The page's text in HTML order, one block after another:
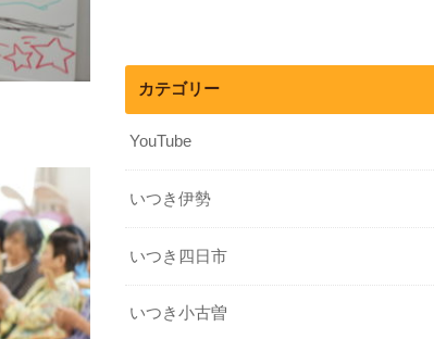
カテゴリー
YouTube
いつき伊勢
いつき四日市
いつき小古曽